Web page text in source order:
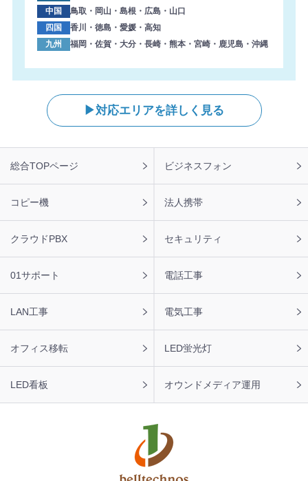
中国
鳥取・岡山・島根・広島・山口
四国
香川・徳島・愛媛・高知
九州
福岡・佐賀・大分・長崎・熊本・宮崎・鹿児島・沖縄
対応エリアを詳しく見る
ッ
タ
総合TOPページ ビジネスフォン
コピー機 法人携帯
クラウドPBX セキュリティ
01サポート 電話工事
LAN工事 電気工事
オフィス移転 LED蛍光灯
LED看板 オウンドメディア運用